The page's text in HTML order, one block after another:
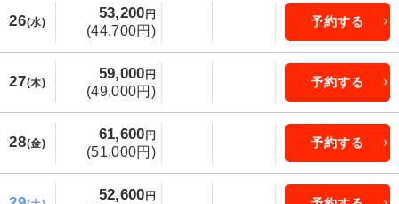
26(水)
53,200 円
(44,700円)
予約する
27(木)
59,000 円
(49,000円)
予約する
28(金)
61,600 円
(51,000円)
予約する
52,600 円